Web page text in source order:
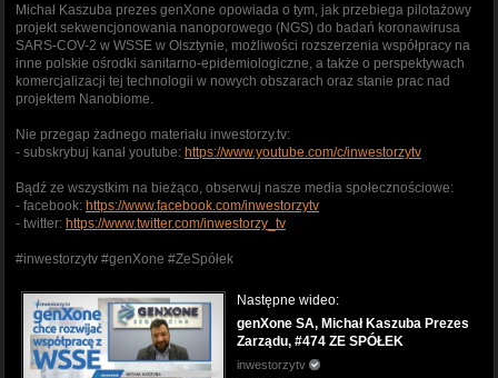
Michał Kaszuba prezes genXone opowiada o tym, jak przebiega pilotażowy
projekt sekwencjonowania nanoporowego (NGS) do badań koronawirusa
SARS-COV-2 w WSSE w Olsztynie, możliwości rozszerzenia współpracy na
inne polskie ośrodki sanitarno-epidemiologiczne, a także o perspektywach
komercjalizacji tej technologii w nowych obszarach oraz stanie prac nad
projektem Nanobiome.
Nie przegap żadnego materiału inwestorzy.tv:
- subskrybuj kanał youtube: https://www.youtube.com/c/inwestorzytv
Bądź ze wszystkim na bieżąco, obserwuj nasze media społecznościowe:
- facebook: https://www.facebook.com/inwestorzytv
- twitter: https://www.twitter.com/inwestorzy_tv
#inwestorzytv #genXone #ZeSpółek
Następne wideo:
genXone SA, Michał Kaszuba Prezes
Zarządu, #474 ZE SPÓŁEK
inwestorzytv